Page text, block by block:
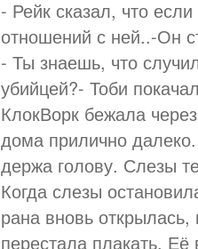
- Рейк сказал, что
отношений с ней..-Он
- Ты знаешь, что
убийцей?- Тоби
КлокВорк бежала
дома прилично
держа голову. Слезы
Когда слезы
рана вновь
перестала плакать.